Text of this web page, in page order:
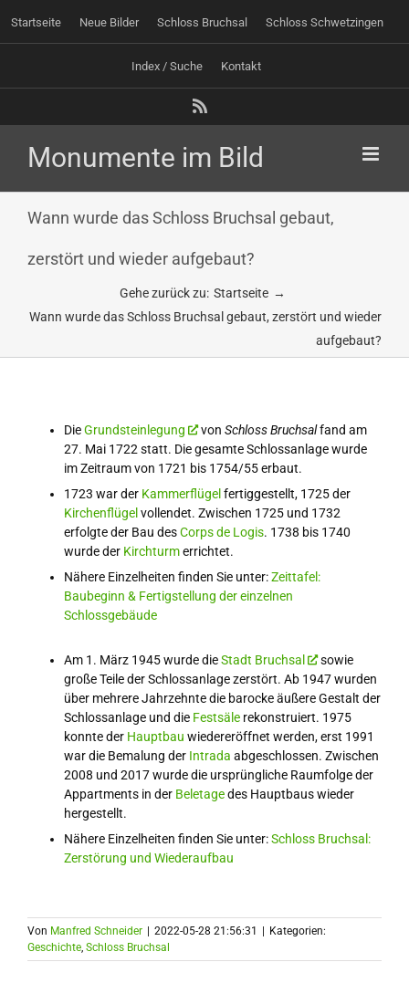
Inhalt
springen
Startseite Neue Bilder Schloss Bruchsal Schloss Schwetzingen
Index / Suche Kontakt
Wann wurde das Schloss Bruchsal gebaut,
zerstört und wieder aufgebaut?
Gehe zurück zu: Startseite
Wann wurde das Schloss Bruchsal gebaut, zerstört und wieder
aufgebaut?
DieGrundsteinlegung von Schloss Bruchsalfand am
27. Mai 1722 statt. Die gesamte Schlossanlage wurde
im Zeitraum von 1721 bis 1754/55 erbaut.
1723 war der Kammerflügel fertiggestellt, 1725 der
Kirchenflügel vollendet. Zwischen 1725 und 1732
erfolgte der Bau desCorps de Logis. 1738 bis 1740
wurde der Kirchturmerrichtet.
Nähere Einzelheiten finden Sie unter:Zeittafel:
Baubeginn & Fertigstellung der einzelnen
Schlossgebäude
Am 1. März 1945 wurde dieStadt Bruchsal
sowie
große Teile der Schlossanlage zerstört. Ab 1947 wurden
über mehrere Jahrzehnte die barocke äußere Gestalt der
Schlossanlage und die Festsälerekonstruiert. 1975
konnte der Hauptbau wiedereröffnet werden, erst 1991
war die Bemalung der Intrada abgeschlossen. Zwischen
2008 und 2017 wurde die ursprüngliche Raumfolge der
Appartments in der Beletagedes Hauptbaus wieder
hergestellt.
Nähere Einzelheiten finden Sie unter:Schloss Bruchsal:
Zerstörung und Wiederaufbau
Von Manfred Schneider 2022-05-28 21:56:31
Kategorien:
Geschichte, Schloss Bruchsal